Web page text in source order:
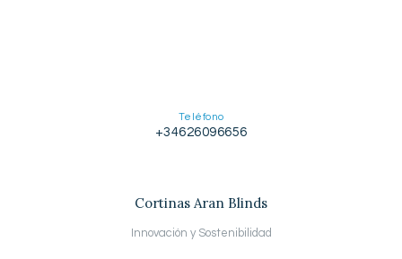
Teléfono
+34626096656
Cortinas Aran Blinds
Innovación y Sostenibilidad